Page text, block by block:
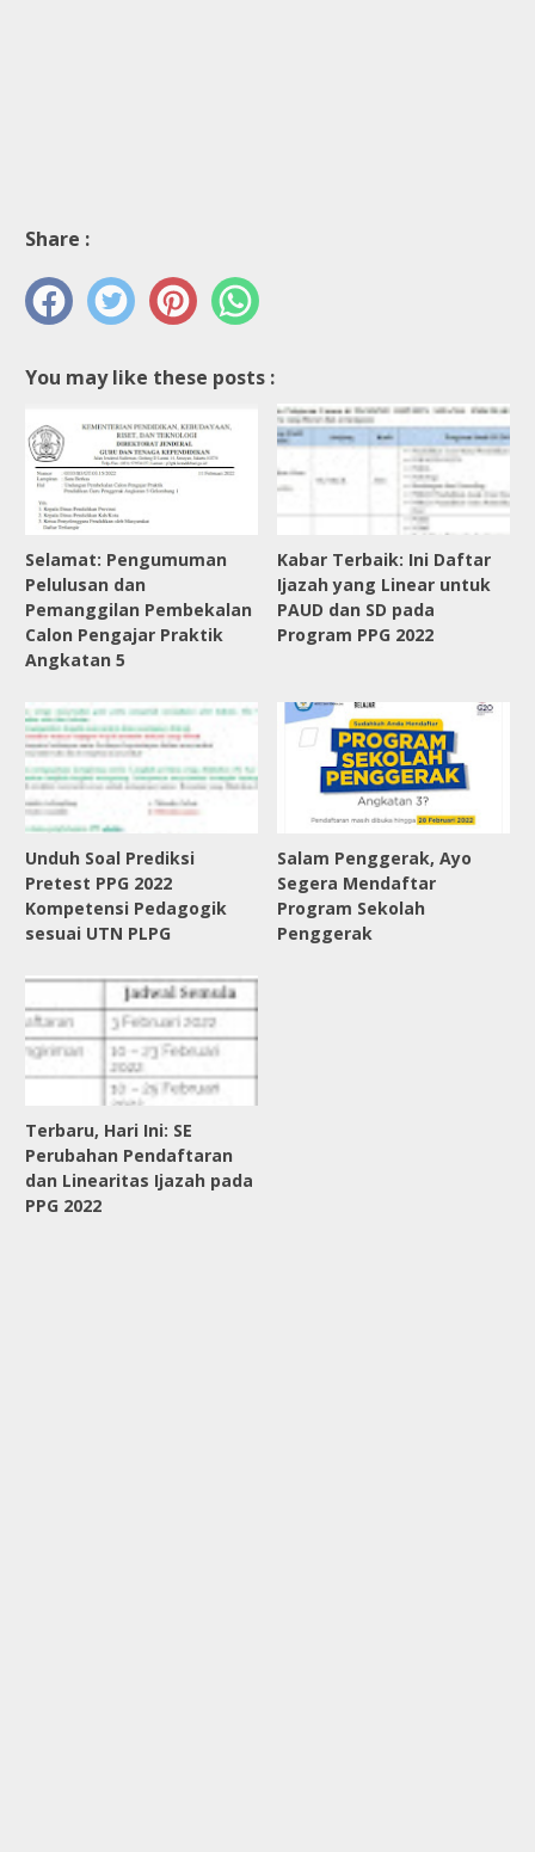
Share :
You may like these posts :
Selamat: Pengumuman
Pelulusan dan
Pemanggilan Pembekalan
Calon Pengajar Praktik
Angkatan 5
Kabar Terbaik: Ini Daftar
Ijazah yang Linear untuk
PAUD dan SD pada
Program PPG 2022
Unduh Soal Prediksi
Pretest PPG 2022
Kompetensi Pedagogik
sesuai UTN PLPG
Salam Penggerak, Ayo
Segera Mendaftar
Program Sekolah
Penggerak
Terbaru, Hari Ini: SE
Perubahan Pendaftaran
dan Linearitas Ijazah pada
PPG 2022